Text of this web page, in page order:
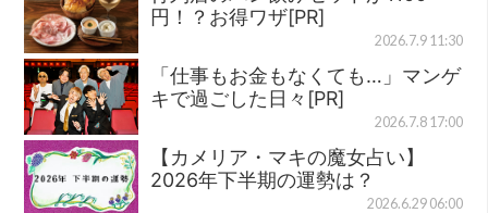
円！？お得ワザ[PR]
2026.7.9 11:30
「仕事もお金もなくても…」マンゲ
キで過ごした日々[PR]
2026.7.8 17:00
【カメリア・マキの魔女占い】
2026年下半期の運勢は？
2026.6.29 06:00